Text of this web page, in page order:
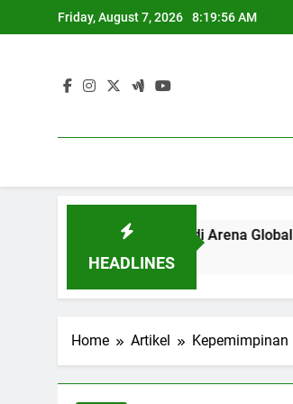
to
Friday, August 7, 2026 8:19:57 AM
HEADLINES
Terbaik di Arena Global
Home Artikel